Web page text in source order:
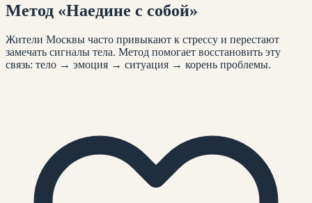
Метод «Наедине с собой»
Жители Москвы часто привыкают к стрессу и перестают
замечать сигналы тела. Метод помогает восстановить эту
связь: тело → эмоция → ситуация → корень проблемы.